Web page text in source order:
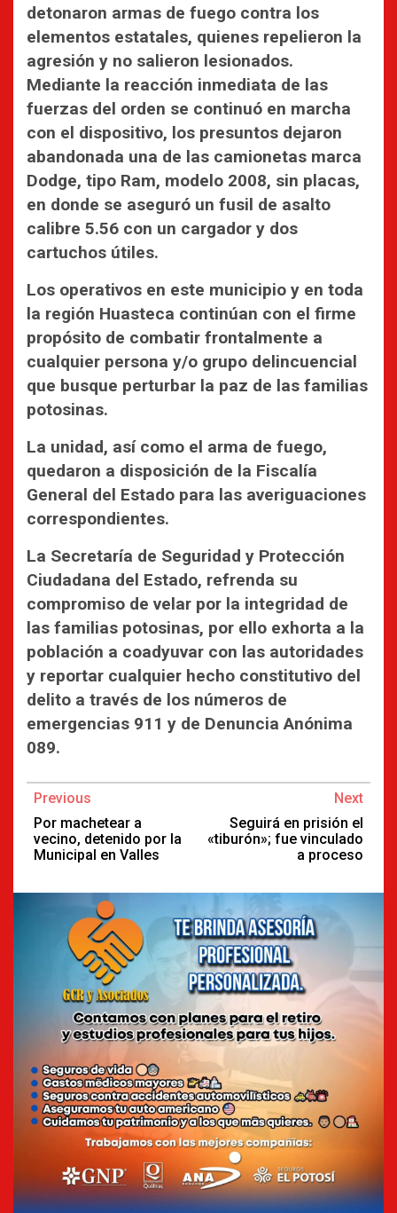
detonaron armas de fuego contra los
elementos estatales, quienes repelieron la
agresión y no salieron lesionados.
Mediante la reacción inmediata de las
fuerzas del orden se continuó en marcha
con el dispositivo, los presuntos dejaron
abandonada una de las camionetas marca
Dodge, tipo Ram, modelo 2008, sin placas,
en donde se aseguró un fusil de asalto
calibre 5.56 con un cargador y dos
cartuchos útiles.
Los operativos en este municipio y en toda
la región Huasteca continúan con el firme
propósito de combatir frontalmente a
cualquier persona y/o grupo delincuencial
que busque perturbar la paz de las familias
potosinas.
La unidad, así como el arma de fuego,
quedaron a disposición de la Fiscalía
General del Estado para las averiguaciones
correspondientes.
La Secretaría de Seguridad y Protección
Ciudadana del Estado, refrenda su
compromiso de velar por la integridad de
las familias potosinas, por ello exhorta a la
población a coadyuvar con las autoridades
y reportar cualquier hecho constitutivo del
delito a través de los números de
emergencias 911 y de Denuncia Anónima
089.
Continue
Reading
Previous
Por machetear a
vecino, detenido por la
Municipal en Valles
Next
Seguirá en prisión el
«tiburón»; fue vinculado
a proceso